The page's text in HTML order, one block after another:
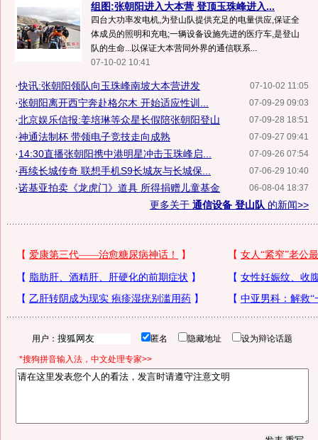
组图:张朝阳进入大本营 登顶玉珠峰进入...
四台大功率发电机,为登山队提供充足的电量供应,保证全
体成员的照明和充电;一辆设备设施先进的医疗车,是登山
队的生命...以保证大本营同外界的通信联系...
07-10-02 10:41
07-10-02 11:05
·快讯:张朝阳领队向玉珠峰南坡大本营进发
07-09-29 09:03
·张朝阳离开西宁奔赴格尔木 开始适应性训...
07-09-28 18:51
·北京娱乐信报:姜培琳等众星长假陪张朝阳登山
07-09-27 09:41
·神通法制杯 带领电子竞技走向成熟
07-09-26 07:54
·14:30直播张朝阳携中港明星冲击玉珠峰启...
07-06-29 10:40
·再续长城传奇 联想手机S9长城灰与长城保...
06-08-04 18:37
·诺基亚拍卖《龙虎门》道具 所得捐赠儿童基金
更多关于 通信设备 登山队 的新闻>>
用户： 匿名 隐藏地址 设为辩论话题
*搜狗拼音输入法，中文处理专家>>